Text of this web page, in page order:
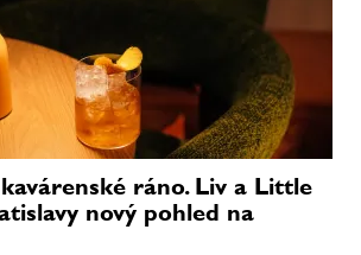
ráno. Liv a Little
nový pohled na